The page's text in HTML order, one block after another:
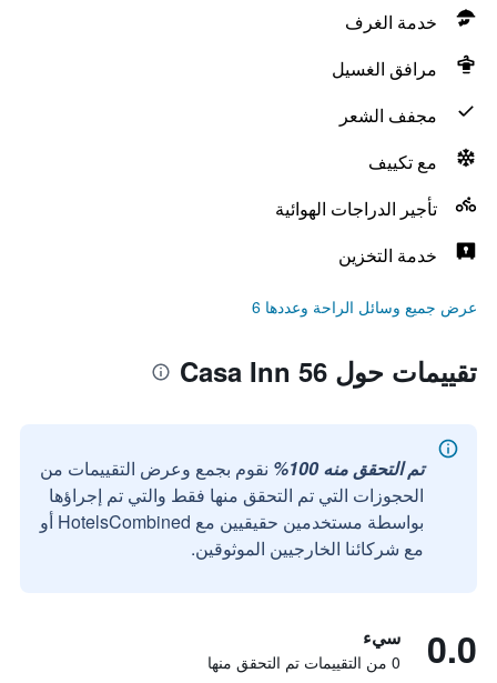
خدمة الغرف
مرافق الغسيل
مجفف الشعر
مع تكييف
تأجير الدراجات الهوائية
خدمة التخزين
عرض جميع وسائل الراحة وعددها 6
تقييمات حول Casa Inn 56
تم التحقق منه 100%
نقوم بجمع وعرض التقييمات من
الحجوزات التي تم التحقق منها فقط والتي تم إجراؤها
بواسطة مستخدمين حقيقيين مع HotelsCombined أو
مع شركائنا الخارجيين الموثوقين.
0.0 سيء
0 من التقييمات تم التحقق منها